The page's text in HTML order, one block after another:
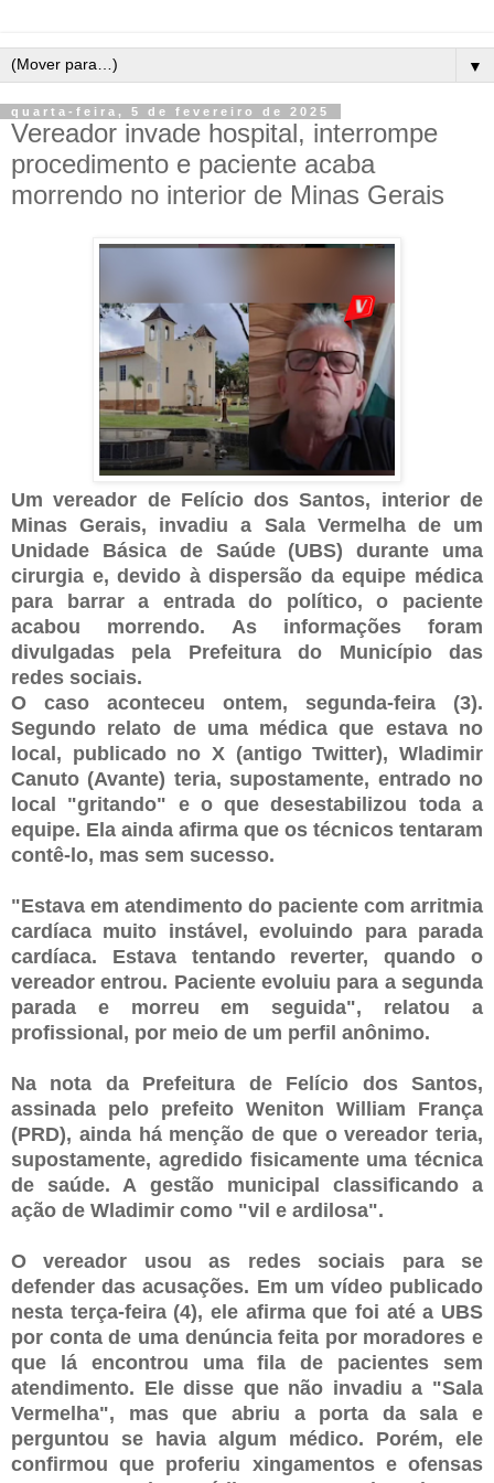
▼
quarta-feira, 5 de fevereiro de 2025
Vereador invade hospital, interrompe
procedimento e paciente acaba
morrendo no interior de Minas Gerais
Um vereador de Felício dos Santos, interior de
Minas Gerais, invadiu a Sala Vermelha de um
Unidade Básica de Saúde (UBS) durante uma
cirurgia e, devido à dispersão da equipe médica
para barrar a entrada do político, o paciente
acabou morrendo. As informações foram
divulgadas pela Prefeitura do Município das
redes sociais.
O caso aconteceu ontem, segunda-feira (3).
Segundo relato de uma médica que estava no
local, publicado no X (antigo Twitter), Wladimir
Canuto (Avante) teria, supostamente, entrado no
local "gritando" e o que desestabilizou toda a
equipe. Ela ainda afirma que os técnicos tentaram
contê-lo, mas sem sucesso.
"Estava em atendimento do paciente com arritmia
cardíaca muito instável, evoluindo para parada
cardíaca. Estava tentando reverter, quando o
vereador entrou. Paciente evoluiu para a segunda
parada e morreu em seguida", relatou a
profissional, por meio de um perfil anônimo.
Na nota da Prefeitura de Felício dos Santos,
assinada pelo prefeito Weniton William França
(PRD), ainda há menção de que o vereador teria,
supostamente, agredido fisicamente uma técnica
de saúde. A gestão municipal classificando a
ação de Wladimir como "vil e ardilosa".
O vereador usou as redes sociais para se
defender das acusações. Em um vídeo publicado
nesta terça-feira (4), ele afirma que foi até a UBS
por conta de uma denúncia feita por moradores e
que lá encontrou uma fila de pacientes sem
atendimento. Ele disse que não invadiu a "Sala
Vermelha", mas que abriu a porta da sala e
perguntou se havia algum médico. Porém, ele
confirmou que proferiu xingamentos e ofensas